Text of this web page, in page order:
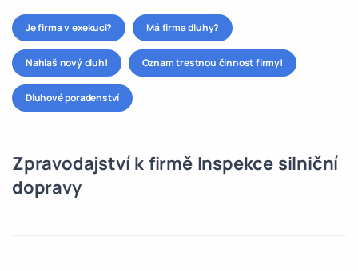
Je firma v exekuci? Má firma dluhy?
Nahlaš nový dluh! Oznam trestnou činnost firmy!
Dluhové poradenství
Zpravodajství k firmě Inspekce silniční
dopravy